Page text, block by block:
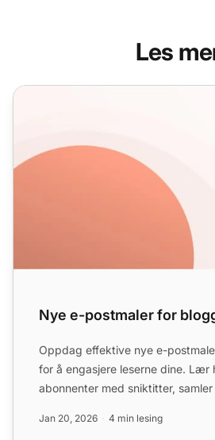
Les
Nye e-postmaler for blogginnlegg
Nye e-postmaler for
Oppdag effektive nye e-
for å engasjere leserne dine. Lær
abonnenter med sniktitter,
Jan 20, 2026 4 min lesing